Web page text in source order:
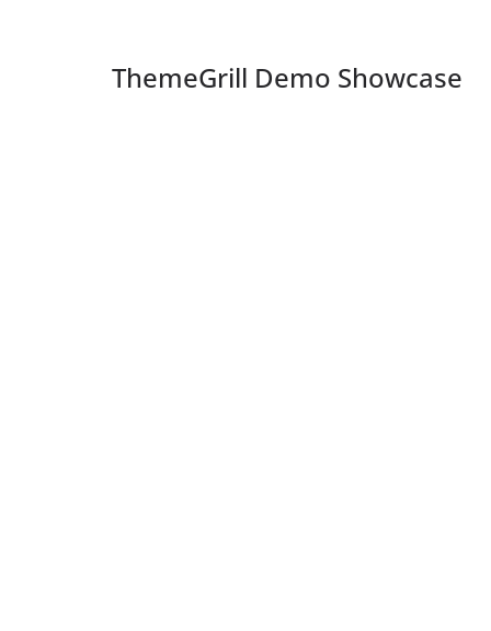
ThemeGrill Demo Showcase